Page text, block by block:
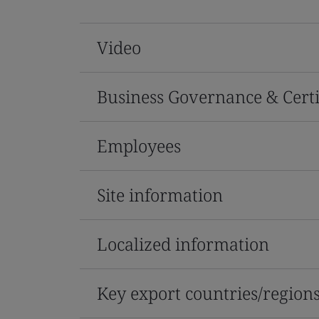
Video
Business Governance &
Employees
Site information
Localized information
Key export countries/regions